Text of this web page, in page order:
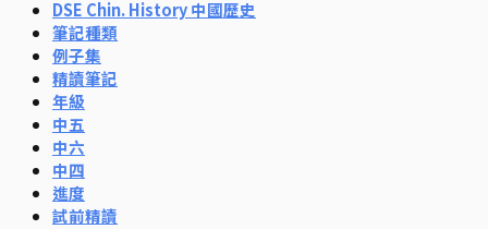
DSE Chin. History 中國歷史
筆記種類
例子集
精讀筆記
年級
中五
中六
中四
進度
試前精讀